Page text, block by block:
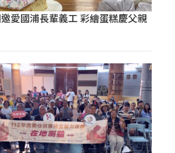
愛國浦長輩義工 彩繪蛋糕慶父親